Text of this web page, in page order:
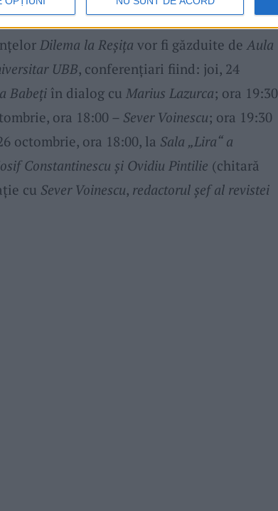
Dilema la Reșița vor fi găzduite de Aula
UBB, conferențiari fiind: joi, 24
Babețiîn dialog cu Marius Lazurca; ora 19:30
ora 18:00 – Sever Voinescu; ora 19:30
octombrie, ora 18:00, la Sala „Lira“ a
Constantinescu și Ovidiu Pintilie (chitară
cu Sever Voinescu, redactorul șef al revistei